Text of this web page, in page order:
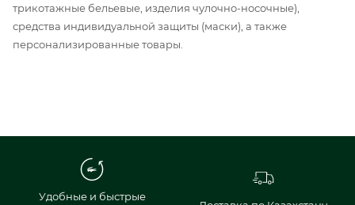
трикотажные бельевые, изделия чулочно-носочные),
средства индивидуальной защиты (маски), а также
персонализированные товары.
Удобные и быстрые